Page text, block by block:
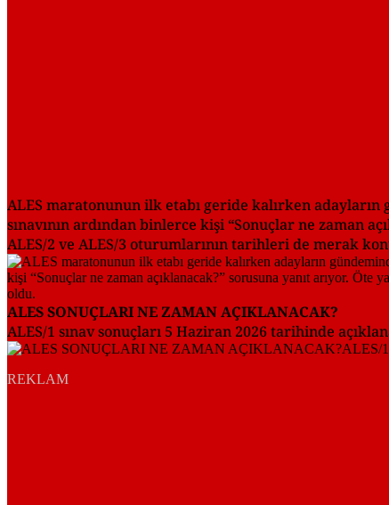
ALES maratonunun ilk etabı geride kalırken adayların
sınavının ardından binlerce kişi “Sonuçlar ne zaman
ALES/2 ve ALES/3 oturumlarının tarihleri de merak
ALES SONUÇLARI NE ZAMAN AÇIKLANACAK?
ALES/1 sınav sonuçları 5 Haziran 2026 tarihinde
REKLAM